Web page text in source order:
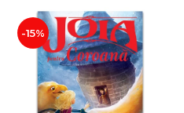
-15%